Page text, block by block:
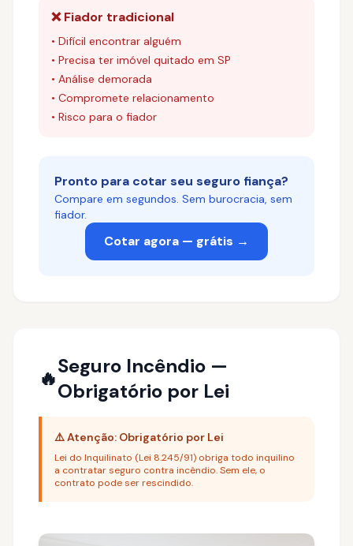
❌ Fiador tradicional
• Difícil encontrar alguém
• Precisa ter imóvel quitado em SP
• Análise demorada
• Compromete relacionamento
• Risco para o fiador
Pronto para cotar seu seguro fiança?
Compare em segundos. Sem burocracia, sem
fiador.
Cotar agora — grátis →
🔥
Seguro Incêndio —
Obrigatório por Lei
⚠️ Atenção: Obrigatório por Lei
Lei do Inquilinato (Lei 8.245/91) obriga todo inquilino
a contratar seguro contra incêndio. Sem ele, o
contrato pode ser rescindido.